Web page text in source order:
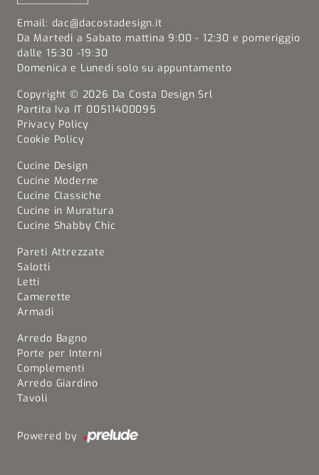
Email: dac@dacostadesign.it
Da Martedi a Sabato mattina 9:00 - 12:30 e pomeriggio
dalle 15:30 -19:30
Domenica e Lunedi solo su appuntamento
Copyright © 2026 Da Costa Design Srl
Partita Iva IT 00511400095
Privacy Policy
Cookie Policy
Cucine Design
Cucine Moderne
Cucine Classiche
Cucine in Muratura
Cucine Shabby Chic
Pareti Attrezzate
Salotti
Letti
Camerette
Armadi
Arredo Bagno
Porte per Interni
Complementi
Arredo Giardino
Tavoli
Powered by